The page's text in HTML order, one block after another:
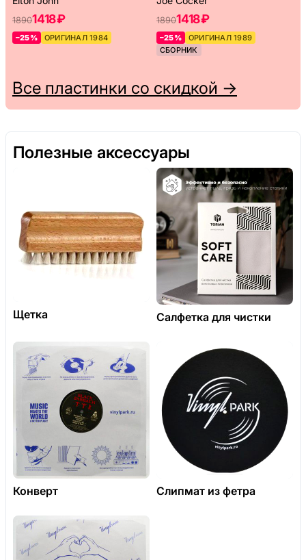
18901418 ₽
–25% ОРИГИНАЛ 1984
18901418 ₽
–25%
ОРИГИНАЛ 1989
СБОРНИК
Все пластинки со скидкой →
Полезные аксессуары
Щетка Салфетка для чистки
Конверт Слипмат из фетра